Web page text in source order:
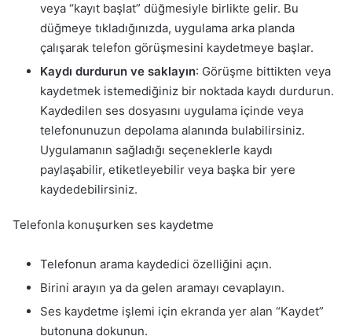
veya “kayıt başlat” düğmesiyle birlikte gelir. Bu
düğmeye tıkladığınızda, uygulama arka planda
çalışarak telefon görüşmesini kaydetmeye başlar.
Kaydı durdurun ve saklayın: Görüşme bittikten veya
kaydetmek istemediğiniz bir noktada kaydı durdurun.
Kaydedilen ses dosyasını uygulama içinde veya
telefonunuzun depolama alanında bulabilirsiniz.
Uygulamanın sağladığı seçeneklerle kaydı
paylaşabilir, etiketleyebilir veya başka bir yere
kaydedebilirsiniz.
Telefonla konuşurken ses kaydetme
Telefonun arama kaydedici özelliğini açın.
Birini arayın ya da gelen aramayı cevaplayın.
Ses kaydetme işlemi için ekranda yer alan “Kaydet”
butonuna dokunun.